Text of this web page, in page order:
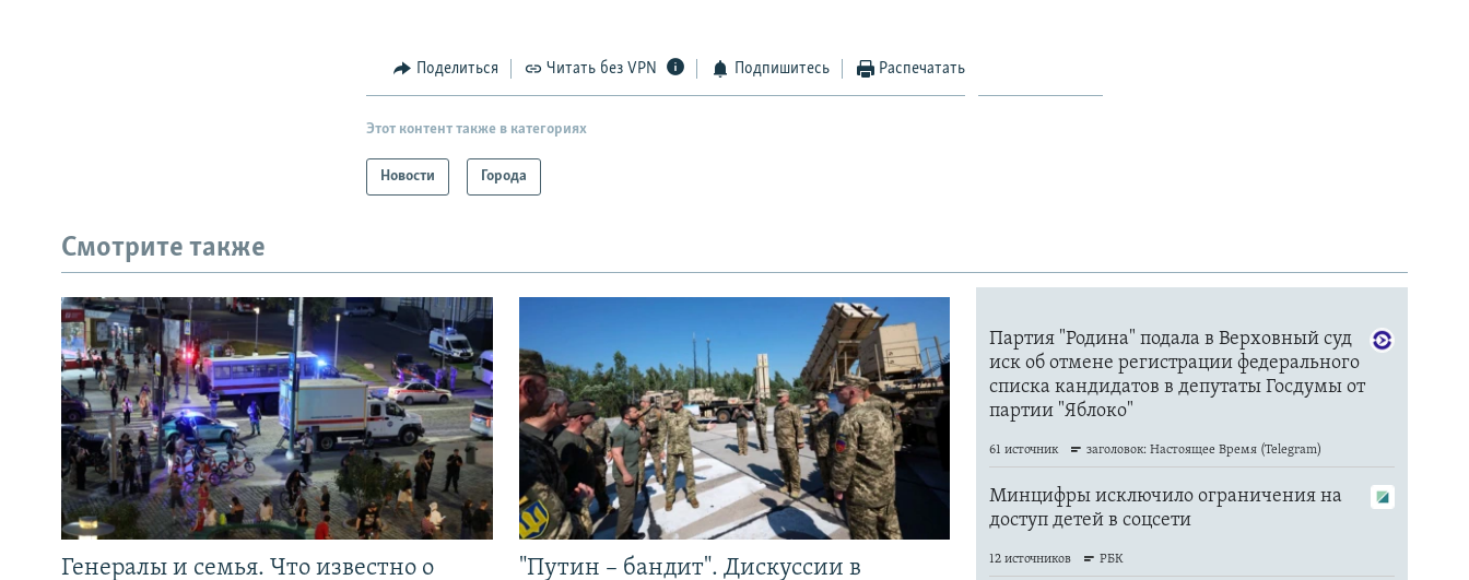
Поделиться Читать без VPN Подпишитесь Распечатать
Этот контент также в категориях
Новости Города
Смотрите также
Генералы и семья. Что известно о
"Путин – бандит". Дискуссии в